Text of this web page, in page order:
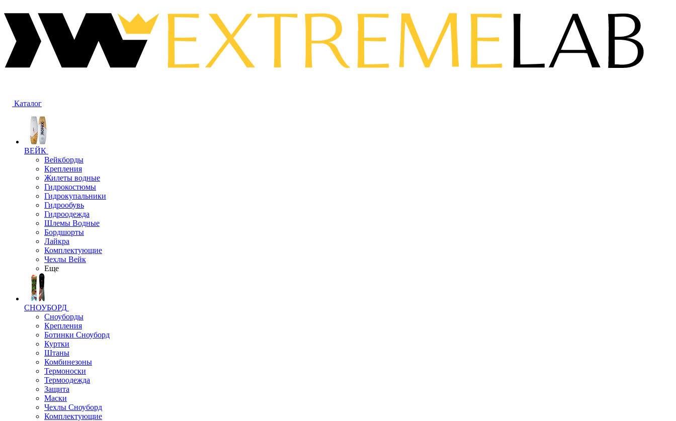
Каталог
ВЕЙК
Вейкборды
Крепления
Жилеты водные
Гидрокостюмы
Гидрокупальники
Гидрообувь
Гидроодежда
Шлемы Водные
Бордшорты
Лайкра
Комплектующие
Чехлы Вейк
Еще
СНОУБОРД
Сноуборды
Крепления
Ботинки Сноуборд
Куртки
Штаны
Комбинезоны
Термоноски
Термоодежда
Защита
Маски
Чехлы Сноуборд
Комплектующие